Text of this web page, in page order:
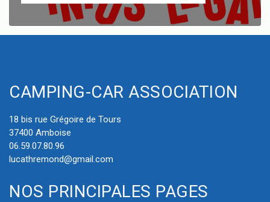
CAMPING-CAR ASSOCIATION
18 bis rue Grégoire de Tours
37400 Amboise
06.59.07.80.96
lucathremond@gmail.com
NOS PRINCIPALES PAGES